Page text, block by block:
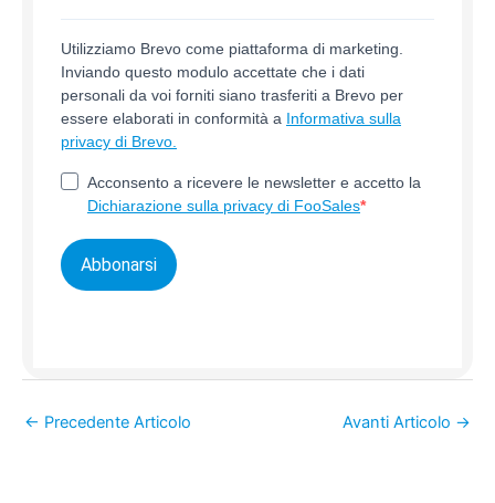
Utilizziamo Brevo come piattaforma di marketing.
Inviando questo modulo accettate che i dati
personali da voi forniti siano trasferiti a Brevo per
essere elaborati in conformità a Informativa sulla
privacy di Brevo.
Acconsento a ricevere le newsletter e accetto la
Dichiarazione sulla privacy di FooSales
Abbonarsi
← Precedente Articolo Avanti Articolo →